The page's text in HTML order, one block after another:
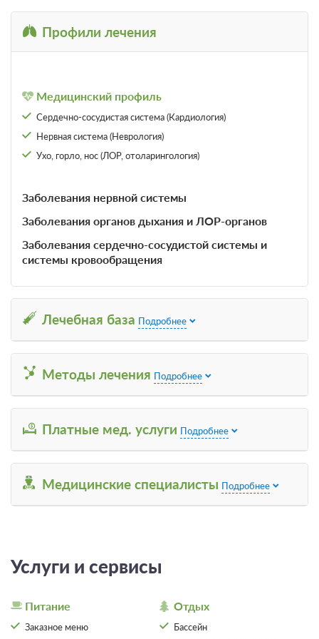
2
от 2 500
ЗА НОЧЬ ДЛЯ 1 ГОСТЯ
Забронировать
Проживание, 2-разовое питание
Требуется предоплата
от 2 650
ЗА НОЧЬ ДЛЯ 1 ГОСТЯ
Забронировать
Требуется предоплата
от 2 800
Еще 3 тарифа
всего 6 предложений
4 фото
Профили лечения
Медицинский профиль
Сердечно-сосудистая система (Кардиология)
Нервная система (Неврология)
Ухо, горло, нос (ЛОР, отоларингология)
Заболевания нервной системы
Заболевания органов дыхания и ЛОР-органов
Заболевания сердечно-сосудистой системы и
системы кровообращения
Лечебная база Подробнее
Методы лечения Подробнее
Платные мед. услуги Подробнее
Медицинские специалисты Подробнее
Услуги и сервисы
Питание
Заказное меню
Отдых
Бассейн